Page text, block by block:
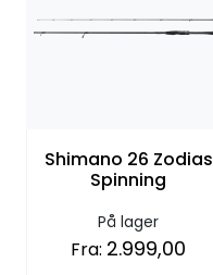
Shimano 26 Zodias
Spinning
På lager
Fra: 2.999,00